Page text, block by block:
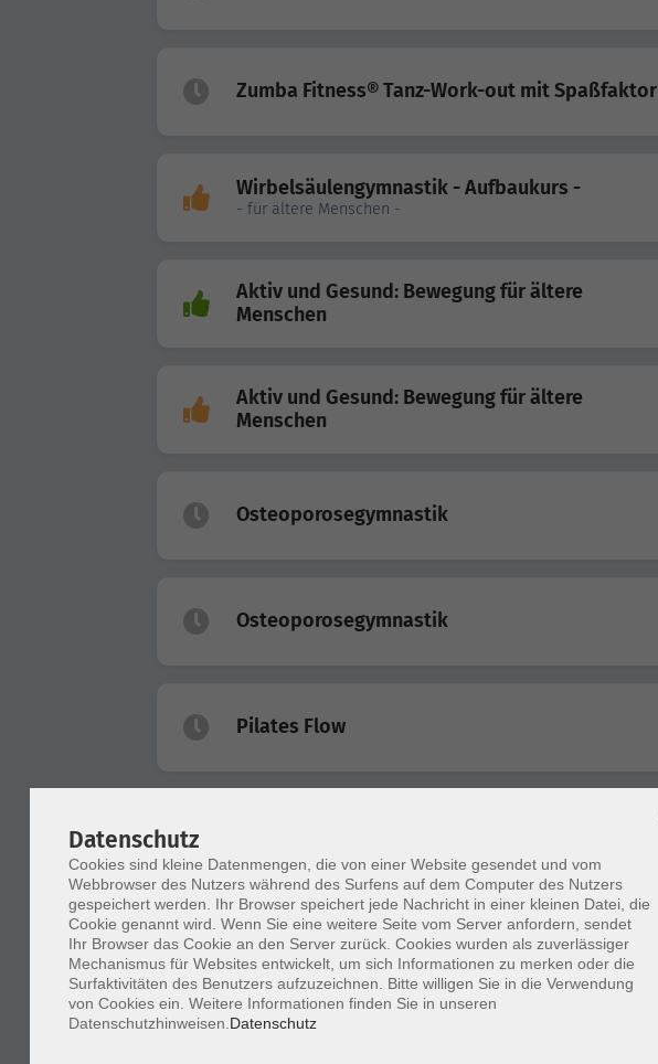
Zumba Fitness® Tanz-Work-out mit Spaßfaktor
Wirbelsäulengymnastik - Aufbaukurs -
- für ältere Menschen -
Aktiv und Gesund: Bewegung für ältere
Menschen
Aktiv und Gesund: Bewegung für ältere
Menschen
Osteoporosegymnastik
Osteoporosegymnastik
Pilates Flow
Die Alexander-Technik
Datenschutz
Cookies sind kleine Datenmengen, die von einer Website gesendet und vom
Webbrowser des Nutzers während des Surfens auf dem Computer des Nutzers
gespeichert werden. Ihr Browser speichert jede Nachricht in einer kleinen Datei, die
Cookie genannt wird. Wenn Sie eine weitere Seite vom Server anfordern, sendet
Ihr Browser das Cookie an den Server zurück. Cookies wurden als zuverlässiger
Mechanismus für Websites entwickelt, um sich Informationen zu merken oder die
Surfaktivitäten des Benutzers aufzuzeichnen. Bitte willigen Sie in die Verwendung
von Cookies ein. Weitere Informationen finden Sie in unseren
Datenschutzhinweisen. Datenschutz